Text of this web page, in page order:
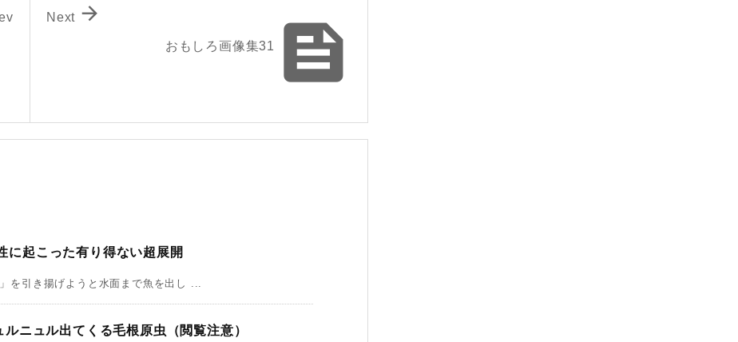

おもしろ画像集31

Next
に起こった有り得ない超展開
を引き揚げようと水面まで魚を出し ...
ニュル出てくる毛根原虫（閲覧注意）